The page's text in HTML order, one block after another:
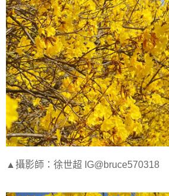
▲攝影師：徐世超 IG@bruce570318